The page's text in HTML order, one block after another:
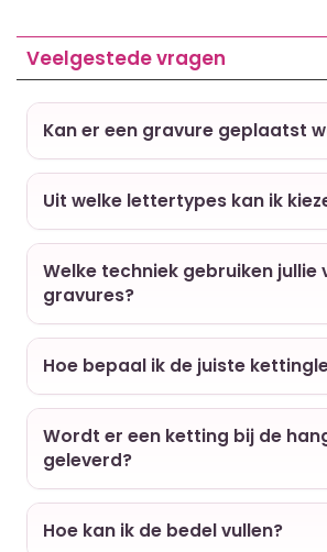
Veelgestede vragen
Kan er een gravure geplaatst
Uit welke lettertypes kan ik
Welke techniek gebruiken jullie
gravures?
Hoe bepaal ik de juiste
Wordt er een ketting bij de
geleverd?
Hoe kan ik de bedel vullen?